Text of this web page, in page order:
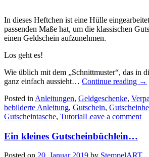
In dieses Heftchen ist eine Hülle
passenden Maße hat, um die klassischen
einen Geldschein aufzunehmen.
Los geht es!
Wie üblich mit dem „Schnittmuster“, das in
ganz einfach aussieht… Continue reading „Die
für
das
→
Posted in Anleitungen, Geldgeschenke,
bebilderte Anleitung, Gutschein,
Gutscheintasche, TutorialLeave a comment
Ein kleines Gutscheinbüchlein…